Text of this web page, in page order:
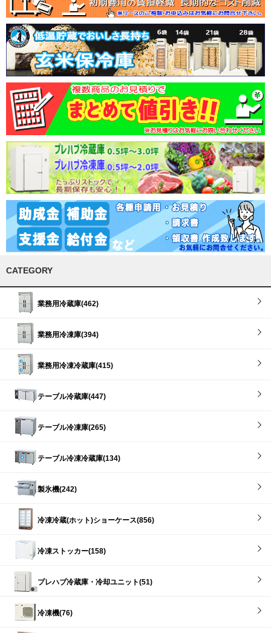
CATEGORY
業務用冷蔵庫(462)
業務用冷凍庫(394)
業務用冷凍冷蔵庫(415)
テーブル冷蔵庫(447)
テーブル冷凍庫(265)
テーブル冷凍冷蔵庫(134)
製氷機(242)
冷凍冷蔵(ホット)ショーケース(856)
冷凍ストッカー(158)
プレハブ冷蔵庫・冷却ユニット(51)
冷凍機(76)